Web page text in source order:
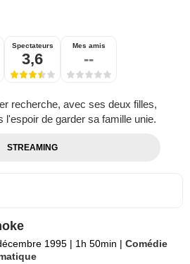
Spectateurs
3,6
Mes amis
--
recherche, avec ses deux filles,
l'espoir de garder sa famille unie.
STREAMING
1995 | 1h 50min | Comédie